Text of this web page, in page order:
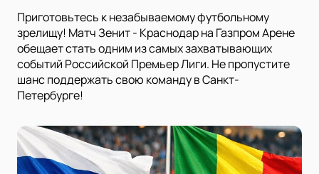
Приготовьтесь к незабываемому футбольному
зрелищу! Матч Зенит - Краснодар на Газпром Арене
обещает стать одним из самых захватывающих
событий Российской Премьер Лиги. Не пропустите
шанс поддержать свою команду в Санкт-
Петербурге!